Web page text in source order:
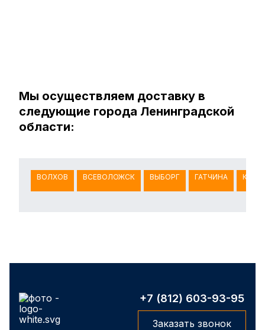
Мы осуществляем доставку в
следующие города Ленинградской
области:
ВОЛХОВ ВСЕВОЛОЖСК ВЫБОРГ ГАТЧИНА
+7 (812) 603-93-95
Заказать звонок